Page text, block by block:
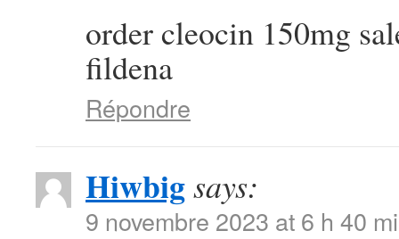
order cleocin 150mg
fildena
Répondre
Hiwbigsays:
9 novembre 2023 at 6 h 40